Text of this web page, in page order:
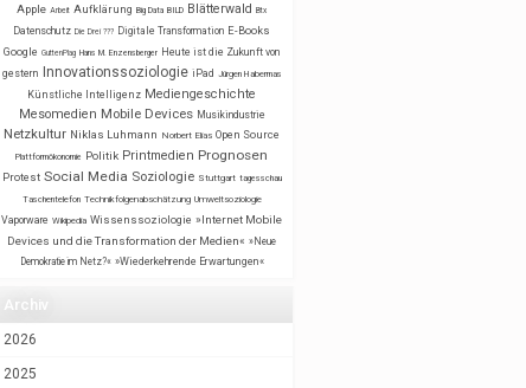
Apple Arbeit Aufklärung Big Data BILD Blätterwald Btx
Datenschutz Die Drei ??? Digitale Transformation E-Books
Google GuttenPlag Hans M. Enzensberger Heute ist die Zukunft von
gestern
Innovationssoziologie iPad Jürgen Habermas
Künstliche Intelligenz Mediengeschichte
Mesomedien Mobile Devices Musikindustrie
Netzkultur Niklas Luhmann Norbert Elias Open Source
Plattformökonomie Politik Printmedien Prognosen
Protest Social Media Soziologie Stuttgart tagesschau
Taschentelefon Technikfolgenabschätzung Umweltsoziologie
Vaporware Wikipedia Wissenssoziologie »Internet Mobile
Devices und die Transformation der Medien« »Neue
Demokratie im Netz?« »Wiederkehrende Erwartungen«
Archiv
2026
2025